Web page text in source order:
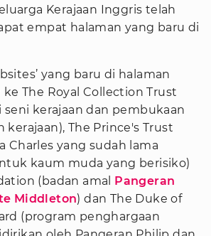
Kerajaan Inggris telah
empat halaman yang baru di
yang baru di halaman
ke The Royal Collection Trust
seni kerajaan dan pembukaan
The Prince's Trust
Charles yang sudah lama
kaum muda yang berisiko)
(badan amal
Pangeran
Middleton) dan The Duke of
(program penghargaan